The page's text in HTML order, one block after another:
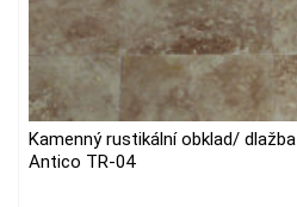
Kamenný rustikální obklad/
Antico TR-04